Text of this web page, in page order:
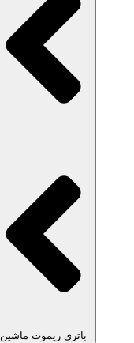
باتری ریموت ماشین